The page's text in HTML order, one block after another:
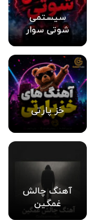
سیستمی
شوتی سوار
خز پارتی
آهنگ چالش
غمگین